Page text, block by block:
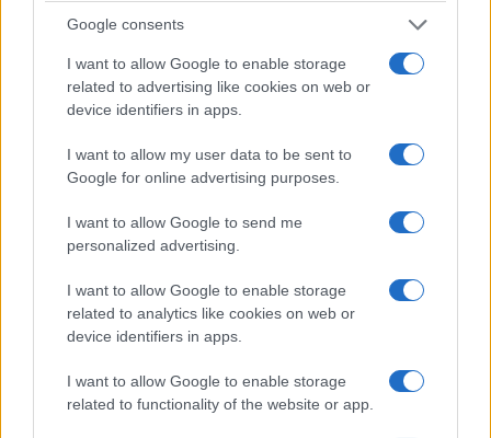
Google consents
I want to allow Google to enable storage
related to advertising like cookies on web or
device identifiers in apps.
I want to allow my user data to be sent to
Google for online advertising purposes.
I want to allow Google to send me
personalized advertising.
I want to allow Google to enable storage
related to analytics like cookies on web or
device identifiers in apps.
I want to allow Google to enable storage
related to functionality of the website or app.
Στενά του Ορμούζ: Ιράν και Ομάν συμφώνησαν
πλοίων
5/08/2026 - 9:12μμ